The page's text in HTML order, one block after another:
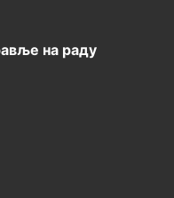
на раду